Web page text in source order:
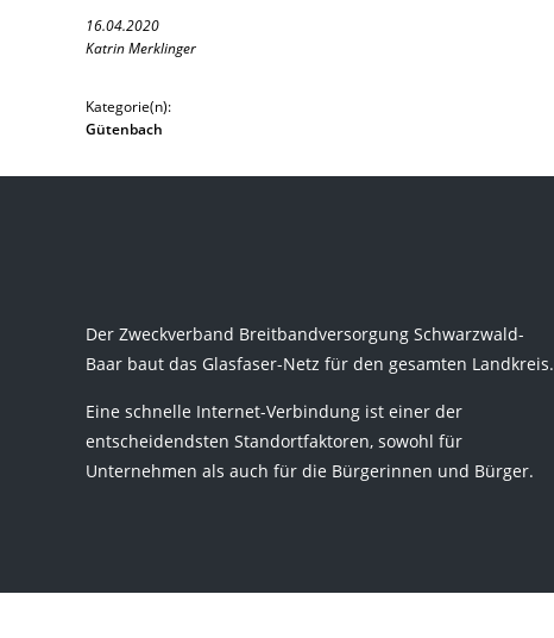
16.04.2020
Katrin Merklinger
Kategorie(n):
Gütenbach
Der Zweckverband Breitbandversorgung Schwarzwald-
Baar baut das Glasfaser-Netz für den gesamten Landkreis.
Eine schnelle Internet-Verbindung ist einer der
entscheidendsten Standortfaktoren, sowohl für
Unternehmen als auch für die Bürgerinnen und Bürger.